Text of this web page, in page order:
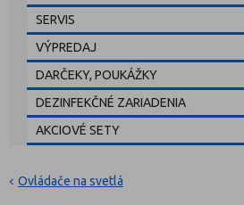
SERVIS
VÝPREDAJ
DARČEKY, POUKÁŽKY
DEZINFEKČNÉ ZARIADENIA
AKCIOVÉ SETY
Ovládače na svetlá